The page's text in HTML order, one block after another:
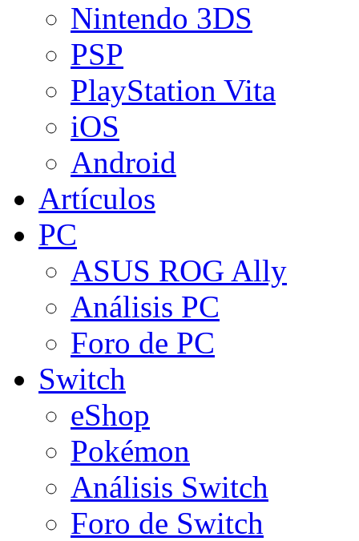
Nintendo 3DS
PSP
PlayStation Vita
iOS
Android
Artículos
PC
ASUS ROG Ally
Análisis PC
Foro de PC
Switch
eShop
Pokémon
Análisis Switch
Foro de Switch